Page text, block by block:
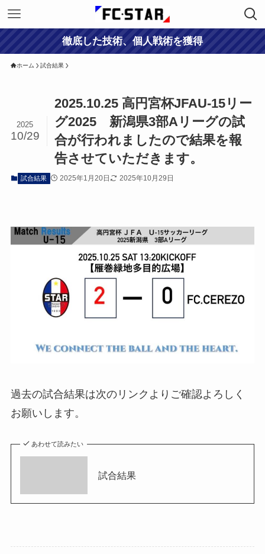
徹底した技術、個人戦術を獲得
ホーム 試合結果
2025.10.25 高円宮杯JFAU-15リー
グ2025 新潟県3部Aリーグの試
合が行われましたので結果を報
告させていただきます。
2025
10/29
試合結果 2025年1月20日 2025年10月29日
過去の試合結果は次のリンクよりご確認よろしく
お願いします。
あわせて読みたい
試合結果